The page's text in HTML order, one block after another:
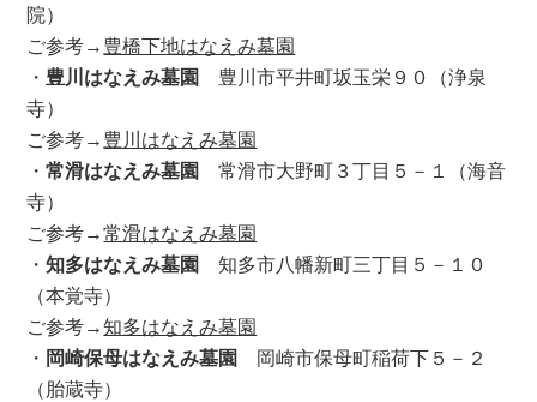
院）
ご参考→ 豊橋下地はなえみ墓園
・ 豊川はなえみ墓園 豊川市平井町坂玉栄９０（浄泉
寺）
ご参考→ 豊川はなえみ墓園
・常滑はなえみ墓園 常滑市大野町３丁目５－１（海音
寺）
ご参考→常滑はなえみ墓園
・知多はなえみ墓園 知多市八幡新町三丁目５－１０
（本覚寺）
ご参考→知多はなえみ墓園
・ 岡崎保母はなえみ墓園 岡崎市保母町稲荷下５－２
（胎蔵寺）